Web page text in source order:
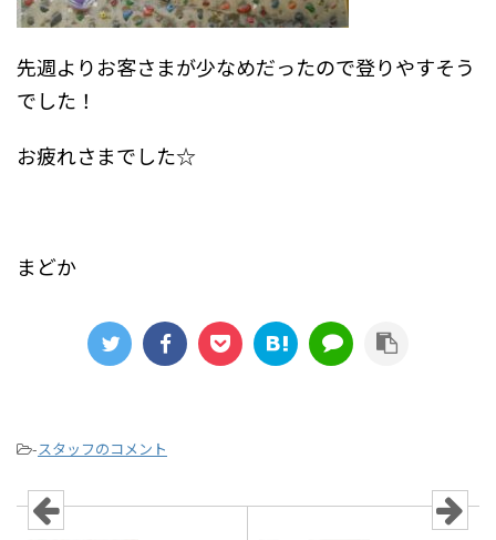
先週よりお客さまが少なめだったので登りやすそう
でした！
お疲れさまでした☆
まどか
-スタッフのコメント